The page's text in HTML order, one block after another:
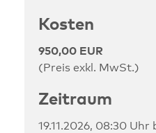
Kosten
950,00 EUR
(Preis exkl. MwSt.)
Zeitraum
19.11.2026, 08:30 Uhr